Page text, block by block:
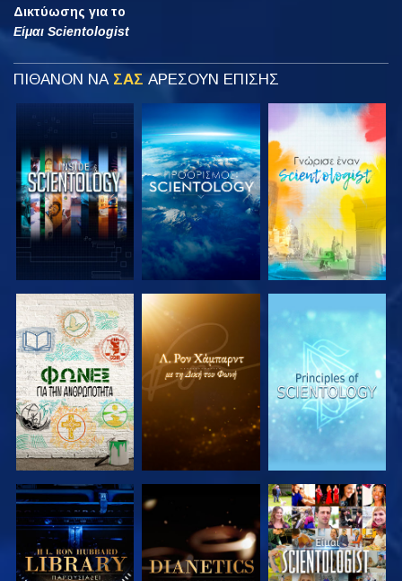
Δικτύωσης για το
Είμαι Scientologist
ΠΙΘΑΝΟΝ ΝΑ ΣΑΣ ΑΡΕΣΟΥΝ ΕΠΙΣΗΣ
ΕΞΕΡΕΥΝΗΣΤΕ
ΤΗ ΣΕΙΡΑ
ΕΞΕΡΕΥΝΗΣΤΕ
ΤΗ ΣΕΙΡΑ
ΕΞΕΡΕΥΝΗΣΤΕ
ΤΗ ΣΕΙΡΑ
ΕΞΕΡΕΥΝΗΣΤΕ
ΤΗ ΣΕΙΡΑ
ΕΞΕΡΕΥΝΗΣΤΕ
ΤΗ ΣΕΙΡΑ
ΠΑΡΑΚΟΛΟΥΘΗΣΤΕ